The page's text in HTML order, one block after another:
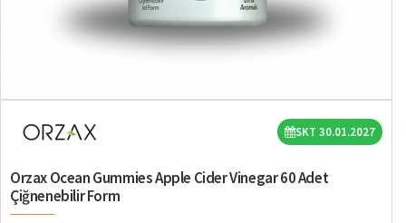
SKT 30.01.2027
Orzax Ocean Gummies Apple Cider Vinegar 60 Adet
Çiğnenebilir Form